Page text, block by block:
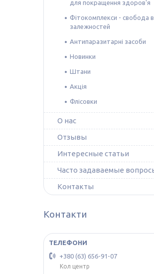
для покращення здоров'я
Фітокомплекси - свобода
залежностей
Антипаразитарні засоби
Новинки
Штани
Акція
Флісовки
О нас
Отзывы
Интересные статьи
Часто задаваемые
Контакты
Контакти
+380 (63) 656-91-07
Кол центр